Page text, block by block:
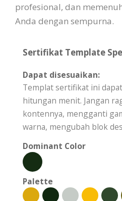
profesional, dan
Anda dengan sempurna.
Sertifikat Template
Dapat disesuaikan:
Templat sertifikat ini
hitungan menit. Jangan
kontennya, mengganti
warna, mengubah blok
Dominant Color
Palette